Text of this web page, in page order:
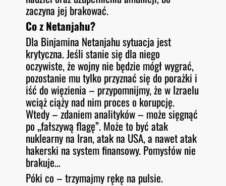
zaczyna jej brakować.
Co z Netanjahu?
Dla Binjamina Netanjahu sytuacja jest
krytyczna. Jeśli stanie się dla niego
oczywiste, że wojny nie będzie mógł wygrać,
pozostanie mu tylko przyznać się do porażki i
iść do więzienia – przypomnijmy, że w Izraelu
wciąż ciąży nad nim proces o korupcję.
Wtedy – zdaniem analityków – może sięgnąć
po „fałszywą flagę”. Może to być atak
nuklearny na Iran, atak na USA, a nawet atak
hakerski na system finansowy. Pomysłów nie
brakuje…
Póki co – trzymajmy rękę na pulsie.